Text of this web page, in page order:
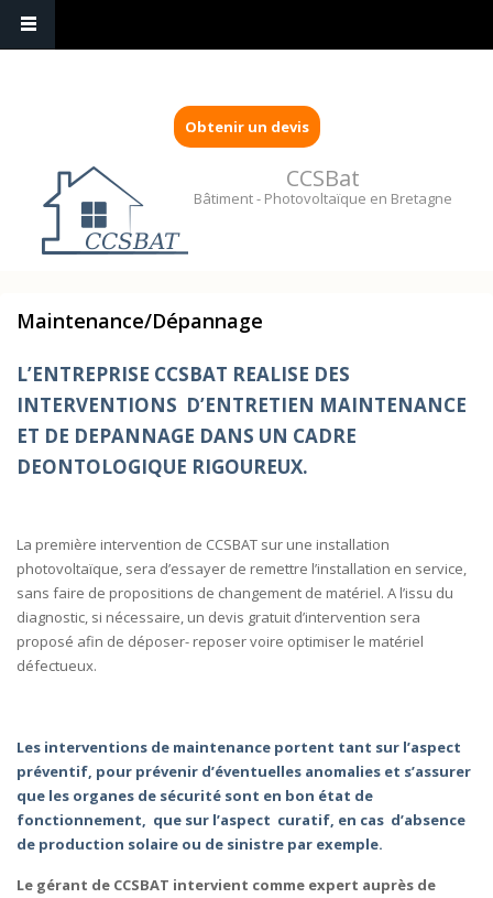
Obtenir un devis
CCSBat
Bâtiment - Photovoltaïque en Bretagne
Maintenance/Dépannage
L’ENTREPRISE CCSBAT REALISE DES
INTERVENTIONS D’ENTRETIEN MAINTENANCE
ET DE DEPANNAGE DANS UN CADRE
DEONTOLOGIQUE RIGOUREUX.
La première intervention de CCSBAT sur une installation
photovoltaïque, sera d’essayer de remettre l’installation en service,
sans faire de propositions de changement de matériel. A l’issu du
diagnostic, si nécessaire, un devis gratuit d’intervention sera
proposé afin de déposer- reposer voire optimiser le matériel
défectueux.
Les interventions de maintenance portent tant sur l’aspect
préventif, pour prévenir d’éventuelles anomalies et s’assurer
que les organes de sécurité sont en bon état de
fonctionnement, que sur l’aspect curatif, en cas d’absence
de production solaire ou de sinistre par exemple.
Le gérant de CCSBAT intervient comme expert auprès de